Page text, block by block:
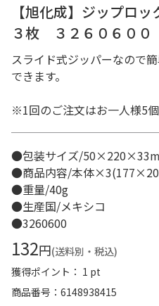
【旭化成】ジップロ
３枚 ３２６０６００
スライド式ジッパーなので
できます。
※1回のご注文はお一人様5
●包装サイズ/
●商品内容/本体
●重量/40g
●生産国/メキシコ
●3260600
132円(送料別・税込)
獲得ポイント： 1 pt
商品番号
6148938415